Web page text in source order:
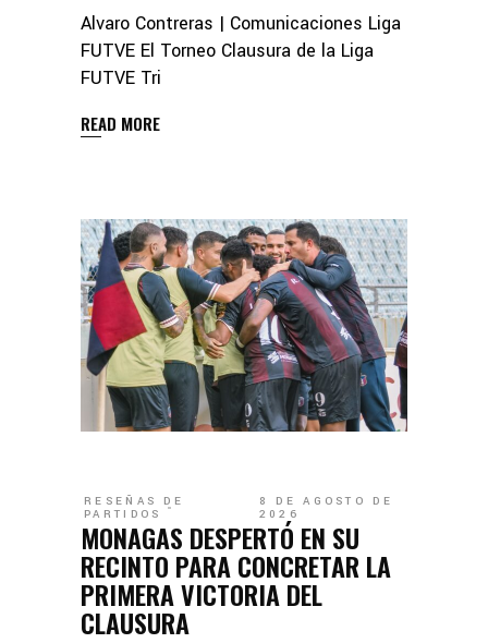
Alvaro Contreras | Comunicaciones Liga
FUTVE El Torneo Clausura de la Liga
FUTVE Tri
READ MORE
RESEÑAS DE
PARTIDOS
8 DE AGOSTO DE
2026
MONAGAS DESPERTÓ EN SU
RECINTO PARA CONCRETAR LA
PRIMERA VICTORIA DEL
CLAUSURA